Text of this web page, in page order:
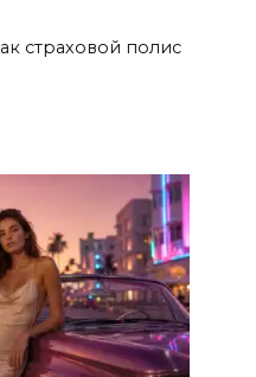
страховой полис